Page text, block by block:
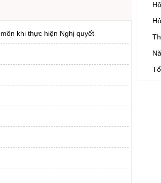
khi thực hiện Nghị quyết